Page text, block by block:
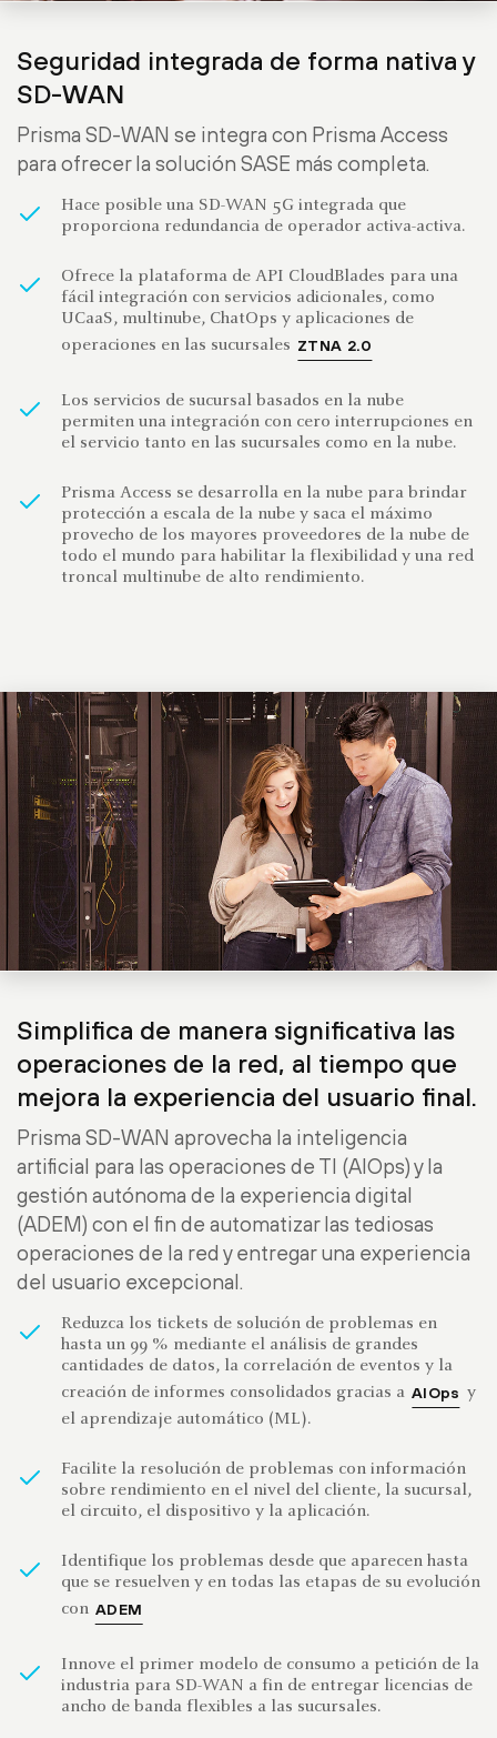
Seguridad integrada de forma nativa y
SD-WAN
Prisma SD-WAN se integra con Prisma Access
para ofrecer la solución SASE más completa.
Hace posible una SD-WAN 5G integrada que
proporciona redundancia de operador activa-activa.
Ofrece la plataforma de API CloudBlades para una
fácil integración con servicios adicionales, como
UCaaS, multinube, ChatOps y aplicaciones de
operaciones en las sucursales ZTNA 2.0
Los servicios de sucursal basados en la nube
permiten una integración con cero interrupciones en
el servicio tanto en las sucursales como en la nube.
Prisma Access se desarrolla en la nube para brindar
protección a escala de la nube y saca el máximo
provecho de los mayores proveedores de la nube de
todo el mundo para habilitar la flexibilidad y una red
troncal multinube de alto rendimiento.
Simplifica de manera significativa las
operaciones de la red, al tiempo que
mejora la experiencia del usuario final.
Prisma SD-WAN aprovecha la inteligencia
artificial para las operaciones de TI (AIOps) y la
gestión autónoma de la experiencia digital
(ADEM) con el fin de automatizar las tediosas
operaciones de la red y entregar una experiencia
del usuario excepcional.
Reduzca los tickets de solución de problemas en
hasta un 99 % mediante el análisis de grandes
cantidades de datos, la correlación de eventos y la
creación de informes consolidados gracias a AIOps y
el aprendizaje automático (ML).
Facilite la resolución de problemas con información
sobre rendimiento en el nivel del cliente, la sucursal,
el circuito, el dispositivo y la aplicación.
Identifique los problemas desde que aparecen hasta
que se resuelven y en todas las etapas de su evolución
con ADEM
Innove el primer modelo de consumo a petición de la
industria para SD-WAN a fin de entregar licencias de
ancho de banda flexibles a las sucursales.